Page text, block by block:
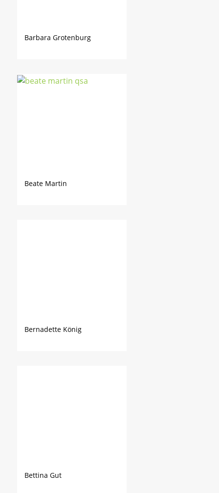
Barbara Grotenburg
Beate Martin
Bernadette König
Bettina Gut